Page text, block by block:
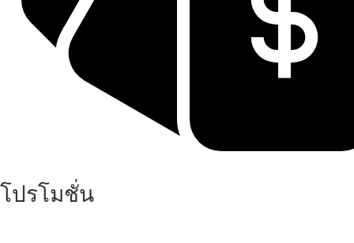
โปรโมชั่น